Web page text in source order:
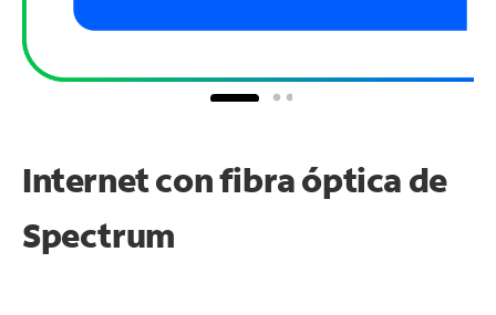
Internet con fibra óptica de
Spectrum